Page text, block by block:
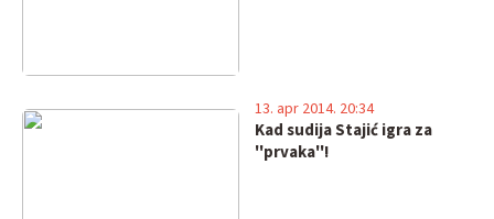
Kad sudija Stajić igra za
''prvaka''!
13. apr 2014. 20:34